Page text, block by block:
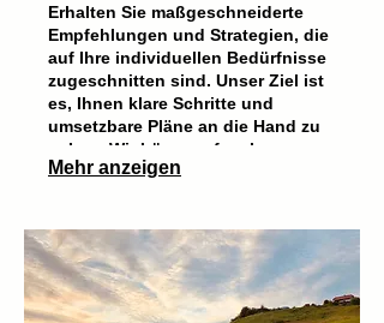
Erhalten Sie maßgeschneiderte
Empfehlungen und Strategien, die
auf Ihre individuellen Bedürfnisse
zugeschnitten sind. Unser Ziel ist
es, Ihnen klare Schritte und
umsetzbare Pläne an die Hand zu
geben. Wir hören aufmerksam zu,
um die bestmögliche
Mehr anzeigen